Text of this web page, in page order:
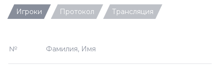
П — кол-во передач
Игроки Протокол Трансляция
№ Фамилия, Имя